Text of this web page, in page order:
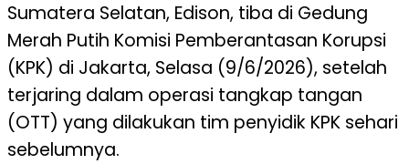
Sumatera Selatan, Edison, tiba di Gedung
Merah Putih Komisi Pemberantasan Korupsi
(KPK) di Jakarta, Selasa (9/6/2026), setelah
terjaring dalam operasi tangkap tangan
(OTT) yang dilakukan tim penyidik KPK sehari
sebelumnya.